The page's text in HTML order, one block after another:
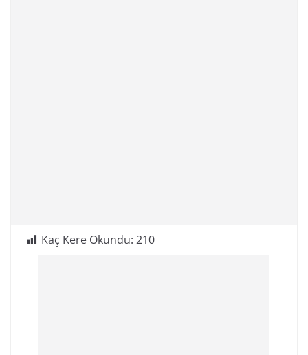
Kaç Kere Okundu: 210